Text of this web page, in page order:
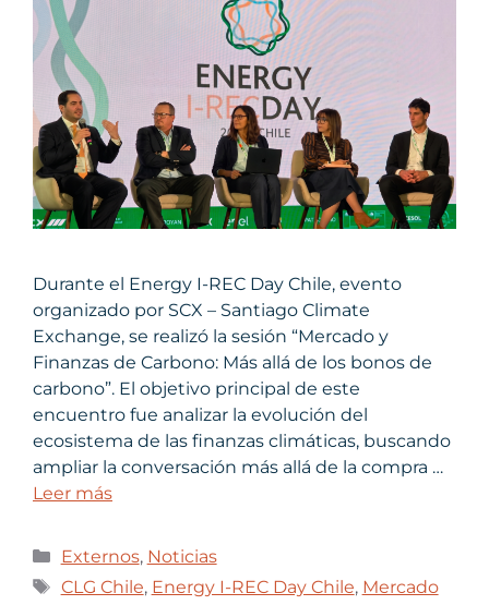
Durante el Energy I-REC Day Chile, evento
organizado por SCX – Santiago Climate
Exchange, se realizó la sesión “Mercado y
Finanzas de Carbono: Más allá de los bonos de
carbono”. El objetivo principal de este
encuentro fue analizar la evolución del
ecosistema de las finanzas climáticas, buscando
ampliar la conversación más allá de la compra …
Leer más
Externos, Noticias
CLG Chile, Energy I-REC Day Chile, Mercado